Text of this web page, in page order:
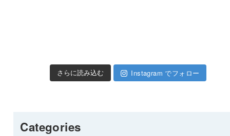
さらに読み込む Instagram でフォロー
Categories